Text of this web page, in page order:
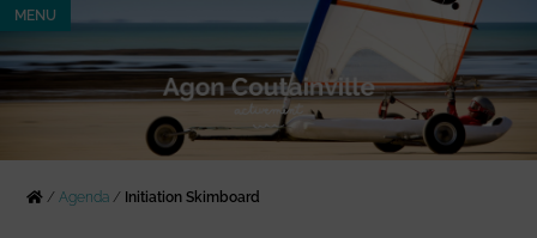
MENU
/Agenda / Initiation Skimboard